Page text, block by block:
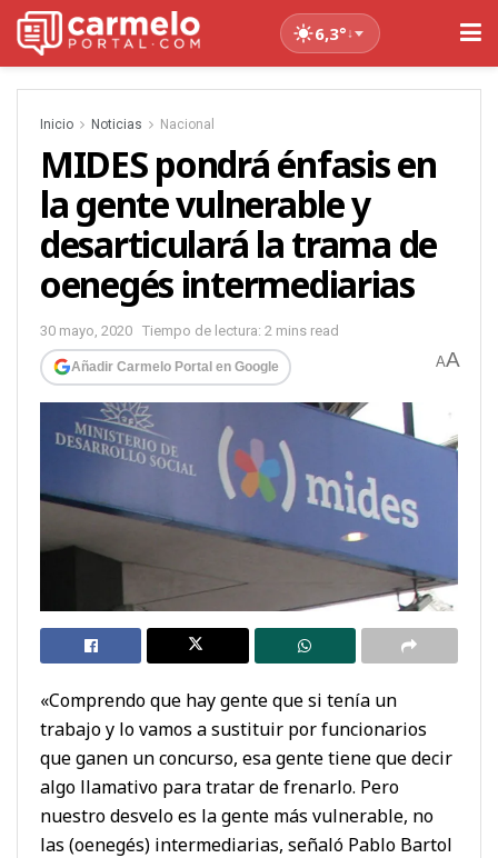
6,3°↓
Inicio Noticias Nacional
MIDES pondrá énfasis en
la gente vulnerable y
desarticulará la trama de
oenegés intermediarias
30 mayo, 2020 Tiempo de lectura: 2 mins read
Añadir Carmelo Portal en Google AA
«Comprendo que hay gente que si tenía un
trabajo y lo vamos a sustituir por funcionarios
que ganen un concurso, esa gente tiene que decir
algo llamativo para tratar de frenarlo. Pero
nuestro desvelo es la gente más vulnerable, no
las (oenegés) intermediarias, señaló Pablo Bartol